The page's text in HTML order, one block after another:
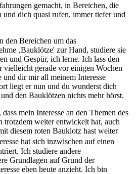
gemacht, in Bereichen, die
und dich quasi rufen, immer tiefer und
den Bereichen um das
‚Bauklötze' zur Hand, studiere sie
und Gespür, ich lerne. Ich lass den
gerade vor einigen Wochen
und dir mir all meinem Interesse
liegt er nun und du wunderst dich
den Bauklötzen nichts mehr hörst.
mein Interesse an den Themen des
trotzdem weiter entwickelt hat, auch
diesem roten Bauklotz hast weiter
hat sich inzwischen auf einen
Ich studiere andere
Grundlagen auf Grund der
eben heute anzieht. Ich bin